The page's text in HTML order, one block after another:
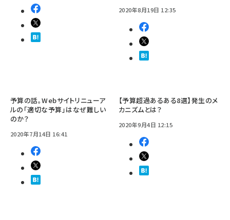
2020年8月19日 12:35
予算の話。Webサイトリニューア
ルの「適切な予算」はなぜ難しい
のか？
2020年7月14日 16:41
【予算超過あるある8選】発生のメ
カニズムとは？
2020年9月4日 12:15